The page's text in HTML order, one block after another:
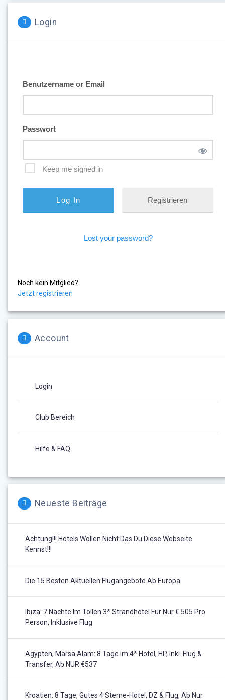
Login
Benutzername or Email
Passwort
Keep me signed in
Registrieren
Lost your password?
Noch kein Mitglied?
Jetzt registrieren
Account
Login
Club Bereich
Hilfe & FAQ
Neueste Beiträge
Achtung!!! Hotels Wollen Nicht Das Du Diese Webseite
Kennst!!!
Die 15 Besten Aktuellen Flugangebote Ab Europa
Ibiza: 7 Nächte Im Tollen 3* Strandhotel Für Nur € 505 Pro
Person, Inklusive Flug
Ägypten, Marsa Alam: 8 Tage Im 4* Hotel, HP, Inkl. Flug &
Transfer, Ab NUR €537
Kroatien: 8 Tage, Gutes 4 Sterne-Hotel, DZ & Flug, Ab Nur